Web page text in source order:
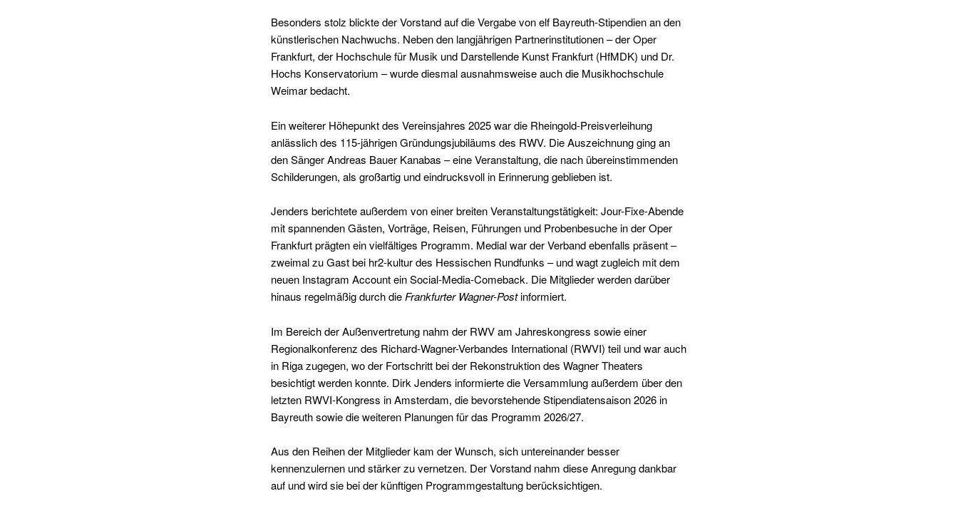
Besonders stolz blickte der Vorstand auf die Vergabe von elf Bayreuth-Stipendien an den
künstlerischen Nachwuchs. Neben den langjährigen Partnerinstitutionen – der Oper
Frankfurt, der Hochschule für Musik und Darstellende Kunst Frankfurt (HfMDK) und Dr.
Hochs Konservatorium – wurde diesmal ausnahmsweise auch die Musikhochschule
Weimar bedacht.
Ein weiterer Höhepunkt des Vereinsjahres 2025 war die Rheingold-Preisverleihung
anlässlich des 115-jährigen Gründungsjubiläums des RWV. Die Auszeichnung ging an
den Sänger Andreas Bauer Kanabas – eine Veranstaltung, die nach übereinstimmenden
Schilderungen, als großartig und eindrucksvoll in Erinnerung geblieben ist.
Jenders berichtete außerdem von einer breiten Veranstaltungstätigkeit: Jour-Fixe-Abende
mit spannenden Gästen, Vorträge, Reisen, Führungen und Probenbesuche in der Oper
Frankfurt prägten ein vielfältiges Programm. Medial war der Verband ebenfalls präsent –
zweimal zu Gast bei hr2-kultur des Hessischen Rundfunks – und wagt zugleich mit dem
neuen Instagram Account ein Social-Media-Comeback. Die Mitglieder werden darüber
hinaus regelmäßig durch dieFrankfurter Wagner-Postinformiert.
Im Bereich der Außenvertretung nahm der RWV am Jahreskongress sowie einer
Regionalkonferenz des Richard-Wagner-Verbandes International (RWVI) teil und war auch
in Riga zugegen, wo der Fortschritt bei der Rekonstruktion des Wagner Theaters
besichtigt werden konnte. Dirk Jenders informierte die Versammlung außerdem über den
letzten RWVI-Kongress in Amsterdam, die bevorstehende Stipendiatensaison 2026 in
Bayreuth sowie die weiteren Planungen für das Programm 2026/27.
Aus den Reihen der Mitglieder kam der Wunsch, sich untereinander besser
kennenzulernen und stärker zu vernetzen. Der Vorstand nahm diese Anregung dankbar
auf und wird sie bei der künftigen Programmgestaltung berücksichtigen.